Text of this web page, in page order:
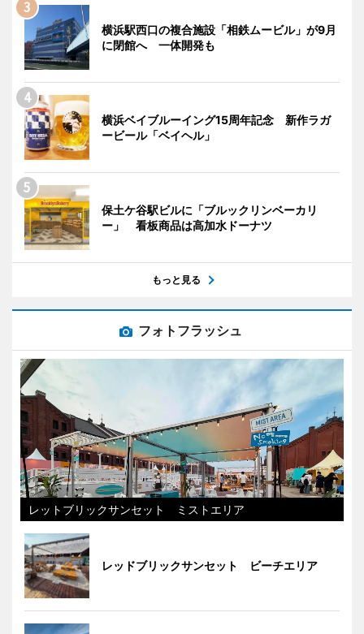
横浜駅西口の複合施設「相鉄ムービル」が9月
に閉館へ 一体開発も
横浜ベイブルーイング15周年記念 新作ラガ
ービール「ベイヘル」
保土ケ谷駅ビルに「ブルックリンベーカリ
ー」 看板商品は高加水ドーナツ
もっと見る
フォトフラッシュ
レットブリックサンセット ミストエリア
レッドブリックサンセット ビーチエリア